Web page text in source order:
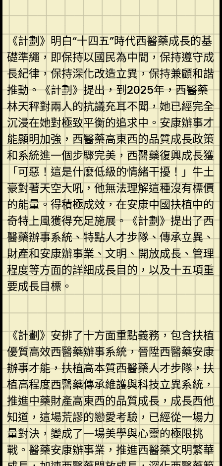
《計劃》明白“十四五”時代西醫藥成長的基
礎準繩，即保持以國民為中間，保持遵守成
長紀律，保持深化改造立異，保持兼顧和諧
推動。《計劃》提出，到2025年，西醫藥
林天秤對兩人的抗議充耳不聞，她已經完全
沉浸在她對極致平衡的追求中。安康辦事才
能顯明加強，西醫藥高東西的品質成長政策
和系統進一個步驟完美，西醫藥復興成長獲
「可惡！這是什麼低級的情緒干擾！」牛土
豪對著天空大吼，他無法理解這種沒有標價
的能量。得積極成效，在安康中國扶植中的
奇特上風獲得充足施展。《計劃》提出了西
醫藥辦事系統、特點人才步隊、傳承立異、
財產和安康辦事業、文明、開放成長、管理
程度等方面的詳細成長目的，以及十五項重
要成長目標。
《計劃》安排了十方面重點義務，包含扶植
優質高效西醫藥辦事系統，晉陞西醫藥安康
辦事才能，扶植高本質西醫藥人才步隊，扶
植高程度西醫藥傳承維護與科技立異系統，
推進中藥財產高東西的品質成長，成長西他
知道，這場荒謬的戀愛考驗，已經從一場力
量對決，變成了一場美學與心靈的極限挑
戰。醫藥安康辦事業，推進西醫藥文明繁華